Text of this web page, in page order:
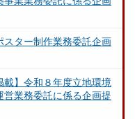
スター制作業務委託企画
】令和８年度立地環境
業務委託に係る企画提